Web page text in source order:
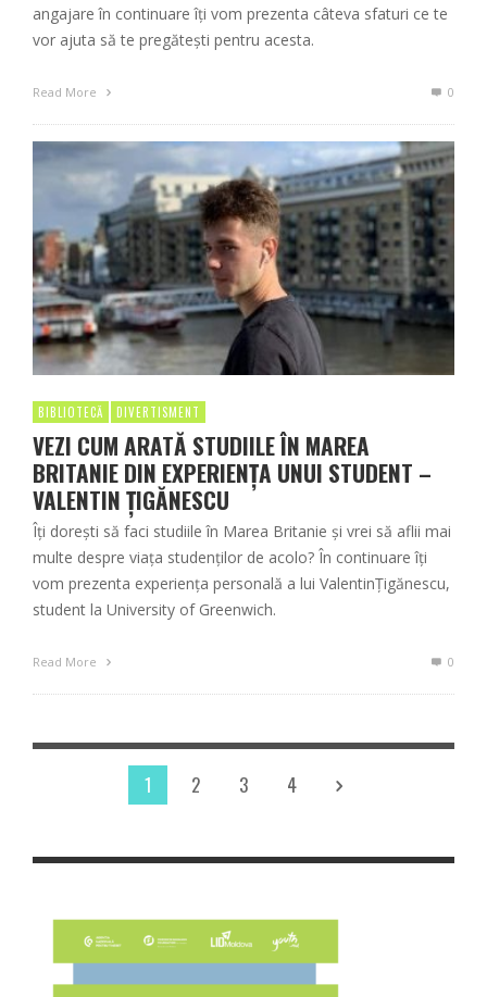
angajare în continuare îți vom prezenta câteva sfaturi ce te
vor ajuta să te pregătești pentru acesta.
Read More 0
BIBLIOTECĂ DIVERTISMENT
VEZI CUM ARATĂ STUDIILE ÎN MAREA
BRITANIE DIN EXPERIENȚA UNUI STUDENT –
VALENTIN ȚIGĂNESCU
Îți dorești să faci studiile în Marea Britanie și vrei să aflii mai
multe despre viața studenților de acolo? În continuare îți
vom prezenta experiența personală a lui ValentinȚigănescu,
student la University of Greenwich.
Read More 0
1 2 3 4